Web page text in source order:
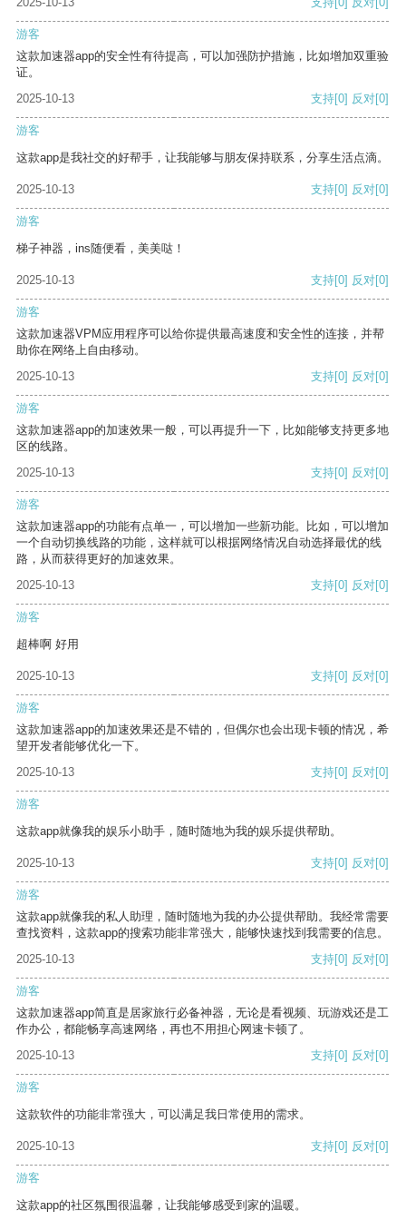
游客
这款加速器app的安全性有待提高，可以加强防护措施，比如增加双重验
证。
2025-10-13
支持[0] 反对[0]
游客
这款app是我社交的好帮手，让我能够与朋友保持联系，分享生活点滴。
2025-10-13 支持[0] 反对[0]
游客
梯子神器，ins随便看，美美哒！
2025-10-13 支持[0] 反对[0]
游客
这款加速器VPM应用程序可以给你提供最高速度和安全性的连接，并帮
助你在网络上自由移动。
2025-10-13
支持[0] 反对[0]
游客
这款加速器app的加速效果一般，可以再提升一下，比如能够支持更多地
区的线路。
2025-10-13
支持[0] 反对[0]
游客
这款加速器app的功能有点单一，可以增加一些新功能。比如，可以增加
一个自动切换线路的功能，这样就可以根据网络情况自动选择最优的线
路，从而获得更好的加速效果。
2025-10-13
支持[0] 反对[0]
游客
超棒啊 好用
2025-10-13 支持[0] 反对[0]
游客
这款加速器app的加速效果还是不错的，但偶尔也会出现卡顿的情况，希
望开发者能够优化一下。
2025-10-13
支持[0] 反对[0]
游客
这款app就像我的娱乐小助手，随时随地为我的娱乐提供帮助。
2025-10-13 支持[0] 反对[0]
游客
这款app就像我的私人助理，随时随地为我的办公提供帮助。我经常需要
查找资料，这款app的搜索功能非常强大，能够快速找到我需要的信息。
2025-10-13
支持[0] 反对[0]
游客
这款加速器app简直是居家旅行必备神器，无论是看视频、玩游戏还是工
作办公，都能畅享高速网络，再也不用担心网速卡顿了。
2025-10-13
支持[0] 反对[0]
游客
这款软件的功能非常强大，可以满足我日常使用的需求。
2025-10-13 支持[0] 反对[0]
游客
这款app的社区氛围很温馨，让我能够感受到家的温暖。